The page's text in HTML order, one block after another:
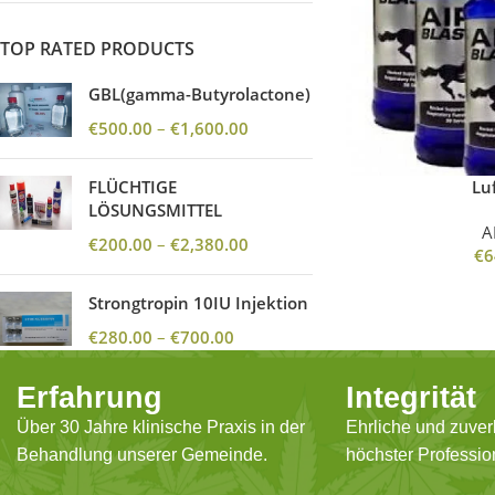
TOP RATED PRODUCTS
GBL(gamma-Butyrolactone)
€500.00 – €1,600.00
FLÜCHTIGE
LÖSUNGSMITTEL
€200.00 – €2,380.00
Strongtropin 10IU Injektion
€280.00 – €700.00
€
Erfahrung
Über 30 Jahre klinische Praxis in der
Behandlung unserer Gemeinde.
Integrität
Ehrliche und
höchster